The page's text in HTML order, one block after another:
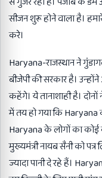
सीजन शुरू होने वाला है।
करे।
Haryana-राजस्थान ने
बीजेपी की सरकार है।
कहेंगे। ये तानाशाही है।
में तय हो गया कि Haryana
Haryana के लोगों का
मुख्यमंत्री नायब सैनी को
ज्यादा पानी दे रहे हैं।